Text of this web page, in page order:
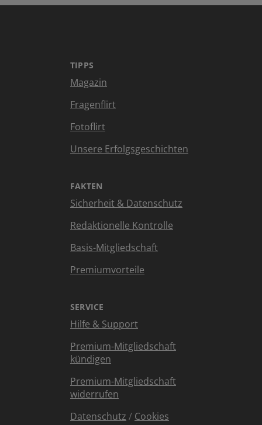
TIPPS
Magazin
Fragenflirt
Fotoflirt
Unsere Erfolgsgeschichten
FAKTEN
Sicherheit & Datenschutz
Redaktionelle Kontrolle
Basis-Mitgliedschaft
Premiumvorteile
SERVICE
Hilfe & Support
Premium-Mitgliedschaft
kündigen
Premium-Mitgliedschaft
widerrufen
Datenschutz / Cookies